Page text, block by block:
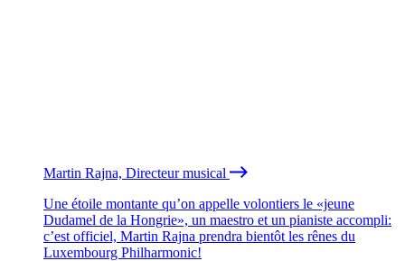
Martin Rajna, Directeur musical
Une étoile montante qu’on appelle volontiers le «jeune
Dudamel de la Hongrie», un maestro et un pianiste accompli:
c’est officiel, Martin Rajna prendra bientôt les rênes du
Luxembourg Philharmonic!